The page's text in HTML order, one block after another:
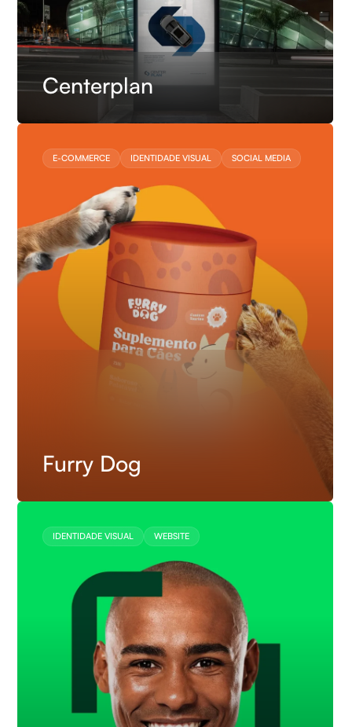
Centerplan
E-COMMERCE IDENTIDADE VISUAL SOCIAL MEDIA
Furry Dog
IDENTIDADE VISUAL WEBSITE